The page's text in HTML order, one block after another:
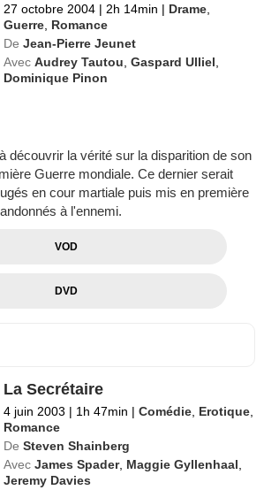
27 octobre 2004 | 2h 14min | Drame
Guerre Romance
De Jean-Pierre Jeunet
Avec Audrey Tautou ,Gaspard Ulliel
Dominique Pinon
découvrir la vérité sur la disparition de son
Guerre mondiale. Ce dernier serait
en cour martiale puis mis en première
à l'ennemi.
VOD
DVD
La Secrétaire
4 juin 2003 | 1h 47min | Comédie Erotique
Romance
De Steven Shainberg
Avec James Spader, Maggie Gyllenhaal
Jeremy Davies